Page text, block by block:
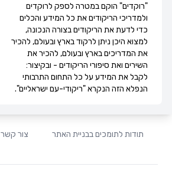
טיילת בת ים - חוף הסלע, בחורף
מ-11:00, בת ים, ישראל
שבת
12:30 - 11:00
מעגל
מתקדמים
13:30 - 12:30
זוגות מתקדמים
מירי אקוני חוגים והרקדות שבועיות
קאנטרי דקל, זוגות בלבד, תל אביב,
21:30 - 20:30
זוגות
"רוקדים" הוקם במטרה לספק לרוקדים
ולמדריכי הריקודים את כל המידע והכלים
כדי לדעת את הריקודים בצורה הנכונה,
למצוא היכן ניתן לרקוד בארץ ובעולם, להכיר
את המדריכים בארץ ובעולם, להכיר את
השירים ואת סיפורי הריקודים - ובקיצור:
לקבל את המידע על כל התחום התרבותי
הנפלא הזה הנקרא "ריקודי-עם ישראליים".
תודות לתומכים בבניית האתר צור קשר